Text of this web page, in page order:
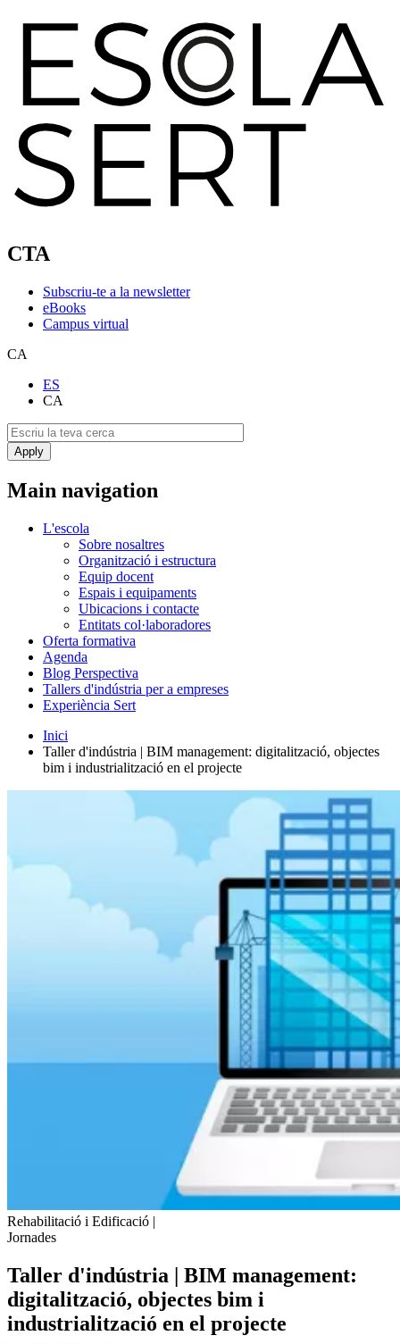
CTA
Subscriu-te a la newsletter
eBooks
Campus virtual
CA
ES
CA
Main navigation
L'escola
Sobre nosaltres
Organització i estructura
Equip docent
Espais i equipaments
Ubicacions i contacte
Entitats col·laboradores
Oferta formativa
Agenda
Blog Perspectiva
Tallers d'indústria per a empreses
Experiència Sert
Inici
Taller d'indústria | BIM management: digitalització, objectes
bim i industrialització en el projecte
Rehabilitació i Edificació |
Jornades
Taller d'indústria | BIM management:
digitalització, objectes bim i
industrialització en el projecte